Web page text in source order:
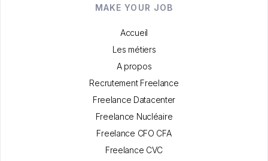
MAKE YOUR JOB
Accueil
Les métiers
A propos
Recrutement Freelance
Freelance Datacenter
Freelance Nucléaire
Freelance CFO CFA
Freelance CVC